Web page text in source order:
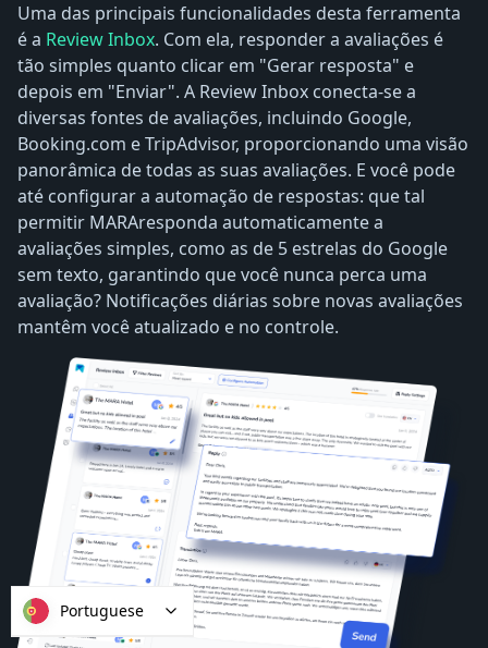
Uma das principais funcionalidades desta ferramenta
é a Review Inbox. Com ela, responder a avaliações é
tão simples quanto clicar em "Gerar resposta" e
depois em "Enviar". A Review Inbox conecta-se a
diversas fontes de avaliações, incluindo Google,
Booking.com e TripAdvisor, proporcionando uma visão
panorâmica de todas as suas avaliações. E você pode
até configurar a automação de respostas: que tal
permitir MARAresponda automaticamente a
avaliações simples, como as de 5 estrelas do Google
sem texto, garantindo que você nunca perca uma
avaliação? Notificações diárias sobre novas avaliações
mantêm você atualizado e no controle.
Portuguese